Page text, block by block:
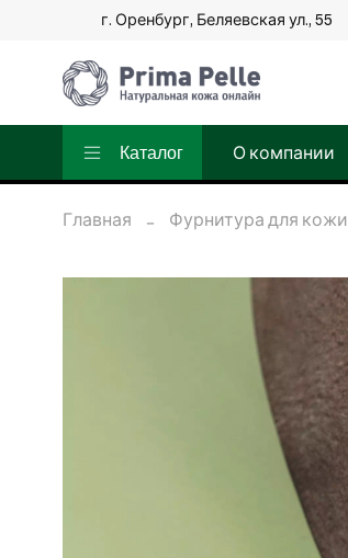
г. Оренбург, Беляевская ул., 55
Каталог О компании
Главная Фурнитура для кожи